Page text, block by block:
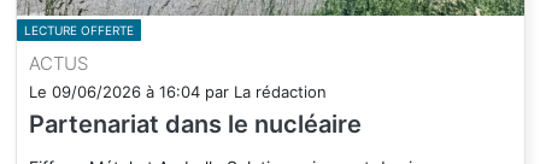
LECTURE OFFERTE
ACTUS
Le 09/06/2026 à 16:04 par La rédaction
Partenariat dans le nucléaire